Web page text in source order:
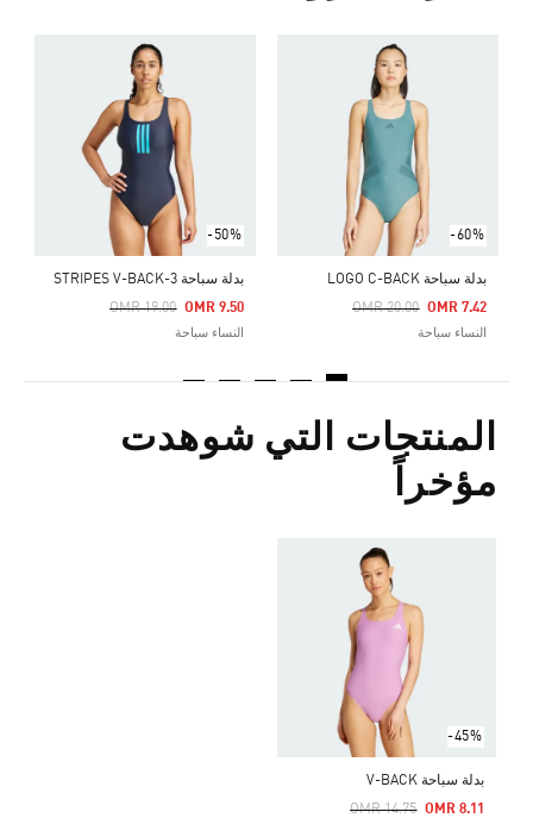
-60%
بدلة سباحة LOGO C-BACK
Price Reduced From
OMR 20.00
To OMR 7.42
النساء سباحة
-50%
بدلة سباحة 3-STRIPES V-BACK
Price Reduced From
OMR 19.00
To OMR 9.50
النساء سباحة
Price Reduced From
المنتجات التي شوهدت
مؤخراً
-45%
بدلة سباحة V-BACK
Price Reduced From
OMR 14.75
To OMR 8.11